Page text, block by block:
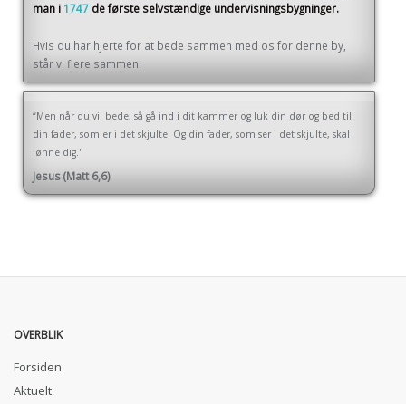
man i 1747 de første selvstændige undervisningsbygninger.
Hvis du har hjerte for at bede sammen med os for denne by,
står vi flere sammen!
“Men når du vil bede, så gå ind i dit kammer og luk din dør og bed til
din fader, som er i det skjulte. Og din fader, som ser i det skjulte, skal
lønne dig."
Jesus (Matt 6,6)
OVERBLIK
Forsiden
Aktuelt